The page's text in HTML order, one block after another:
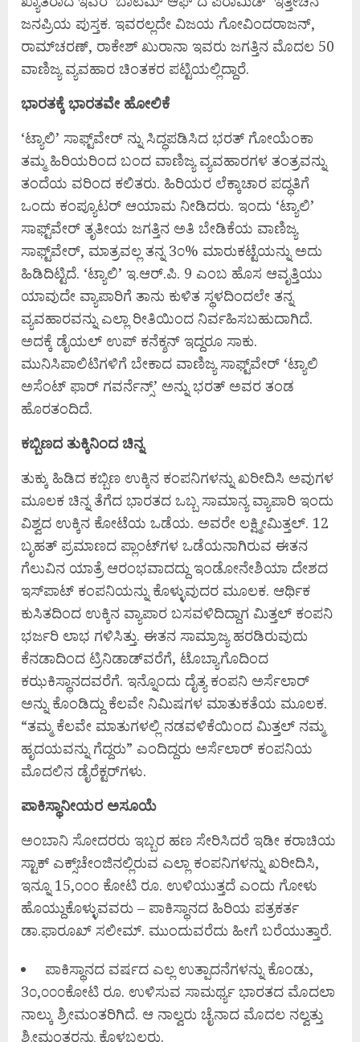
ಜನಪ್ರಿಯ ಪುಸ್ತಕ. ಇವರಲ್ಲದೇ ವಿಜಯ ಗೋವಿಂದರಾಜನ್,
ರಾಮ್‌ಚರಣ್, ರಾಕೇಶ್ ಖುರಾನಾ ಇವರು ಜಗತ್ತಿನ ಮೊದಲ 50
ವಾಣಿಜ್ಯ ವ್ಯವಹಾರ ಚಿಂತಕರ ಪಟ್ಟಿಯಲ್ಲಿದ್ದಾರೆ.
ಭಾರತಕ್ಕೆ ಭಾರತವೇ ಹೋಲಿಕೆ
‘ಟ್ಯಾಲಿ’ ಸಾಫ್ಟ್‌ವೇರ್ ನ್ನು ಸಿದ್ಧಪಡಿಸಿದ ಭರತ್ ಗೋಯೆಂಕಾ
ತಮ್ಮ ಹಿರಿಯರಿಂದ ಬಂದ ವಾಣಿಜ್ಯ ವ್ಯವಹಾರಗಳ ತಂತ್ರವನ್ನು
ತಂದೆಯ ವರಿಂದ ಕಲಿತರು. ಹಿರಿಯರ ಲೆಕ್ಕಾಚಾರ ಪದ್ಧತಿಗೆ
ಒಂದು ಕಂಪ್ಯೂಟರ್ ಆಯಾಮ ನೀಡಿದರು. ಇಂದು ‘ಟ್ಯಾಲಿ’
ಸಾಫ್ಟ್‌ವೇರ್ ತೃತೀಯ ಜಗತ್ತಿನ ಅತಿ ಬೇಡಿಕೆಯ ವಾಣಿಜ್ಯ
ಸಾಫ್ಟ್‌ವೇರ್, ಮಾತ್ರವಲ್ಲ ತನ್ನ 3೦% ಮಾರುಕಟ್ಟೆಯನ್ನು ಅದು
ಹಿಡಿದಿಟ್ಟಿದೆ. ‘ಟ್ಯಾಲಿ’ ಇ.ಆರ್.ಪಿ. 9 ಎಂಬ ಹೊಸ ಆವೃತ್ತಿಯು
ಯಾವುದೇ ವ್ಯಾಪಾರಿಗೆ ತಾನು ಕುಳಿತ ಸ್ಥಳದಿಂದಲೇ ತನ್ನ
ವ್ಯವಹಾರವನ್ನು ಎಲ್ಲಾ ರೀತಿಯಿಂದ ನಿರ್ವಹಿಸಬಹುದಾಗಿದೆ.
ಅದಕ್ಕೆ ಡೈಯಲ್ ಉಪ್ ಕನೆಕ್ಶನ್ ಇದ್ದರೂ ಸಾಕು.
ಮುನಿಸಿಪಾಲಿಟಿಗಳಿಗೆ ಬೇಕಾದ ವಾಣಿಜ್ಯ ಸಾಫ್ಟ್‌ವೇರ್ ‘ಟ್ಯಾಲಿ
ಅಸೆಂಟ್ ಫಾರ್ ಗವರ್ನೆನ್ಸ್’ ಅನ್ನು ಭರತ್ ಅವರ ತಂಡ
ಹೊರತಂದಿದೆ.
ಕಬ್ಬಿಣದ ತುಕ್ಕಿನಿಂದ ಚಿನ್ನ
ತುಕ್ಕು ಹಿಡಿದ ಕಬ್ಬಿಣ ಉಕ್ಕಿನ ಕಂಪನಿಗಳನ್ನು ಖರೀದಿಸಿ ಅವುಗಳ
ಮೂಲಕ ಚಿನ್ನ ತೆಗೆದ ಭಾರತದ ಒಬ್ಬ ಸಾಮಾನ್ಯ ವ್ಯಾಪಾರಿ ಇಂದು
ವಿಶ್ವದ ಉಕ್ಕಿನ ಕೋಟೆಯ ಒಡೆಯ. ಅವರೇ ಲಕ್ಷ್ಮೀಮಿತ್ತಲ್. 12
ಬೃಹತ್ ಪ್ರಮಾಣದ ಪ್ಲಾಂಟ್‌ಗಳ ಒಡೆಯನಾಗಿರುವ ಈತನ
ಗೆಲುವಿನ ಯಾತ್ರೆ ಆರಂಭವಾದದ್ದು ಇಂಡೋನೇಶಿಯಾ ದೇಶದ
ಇಸ್‌ಪಾಟ್ ಕಂಪನಿಯನ್ನು ಕೊಳ್ಳುವುದರ ಮೂಲಕ. ಆರ್ಥಿಕ
ಕುಸಿತದಿಂದ ಉಕ್ಕಿನ ವ್ಯಾಪಾರ ಬಸವಳಿದಿದ್ದಾಗ ಮಿತ್ತಲ್ ಕಂಪನಿ
ಭರ್ಜರಿ ಲಾಭ ಗಳಿಸಿತ್ತು. ಈತನ ಸಾಮ್ರಾಜ್ಯ ಹರಡಿರುವುದು
ಕೆನಡಾದಿಂದ ಟ್ರಿನಿಡಾಡ್‌ವರೆಗೆ, ಟೊಬ್ಯಾಗೊದಿಂದ
ಕಝಕಿಸ್ಥಾನದವರೆಗೆ. ಇನ್ನೊಂದು ದೈತ್ಯ ಕಂಪನಿ ಅರ್ಸೆಲಾರ್
ಅನ್ನು ಕೊಂಡಿದ್ದು ಕೆಲವೇ ನಿಮಿಷಗಳ ಮಾತುಕತೆಯ ಮೂಲಕ.
“ತಮ್ಮ ಕೆಲವೇ ಮಾತುಗಳಲ್ಲಿ ನಡವಳಿಕೆಯಿಂದ ಮಿತ್ತಲ್ ನಮ್ಮ
ಹೃದಯವನ್ನು ಗೆದ್ದರು” ಎಂದಿದ್ದರು ಅರ್ಸೆಲಾರ್ ಕಂಪನಿಯ
ಮೊದಲಿನ ಡೈರೆಕ್ಟರ್‌ಗಳು.
ಪಾಕಿಸ್ಥಾನೀಯರ ಅಸೂಯೆ
ಅಂಬಾನಿ ಸೋದರರು ಇಬ್ಬರ ಹಣ ಸೇರಿಸಿದರೆ ಇಡೀ ಕರಾಚಿಯ
ಸ್ಟಾಕ್ ಎಕ್ಸ್‌ಚೇಂಜಿನಲ್ಲಿರುವ ಎಲ್ಲಾ ಕಂಪನಿಗಳನ್ನು ಖರೀದಿಸಿ,
ಇನ್ನೂ 15,೦೦೦ ಕೋಟಿ ರೂ. ಉಳಿಯುತ್ತದೆ ಎಂದು ಗೋಳು
ಹೊಯ್ದುಕೊಳ್ಳುವವರು – ಪಾಕಿಸ್ಥಾನದ ಹಿರಿಯ ಪತ್ರಕರ್ತ
ಡಾ.ಫಾರೂಖ್ ಸಲೀಮ್. ಮುಂದುವರೆದು ಹೀಗೆ ಬರೆಯುತ್ತಾರೆ.
ಪಾಕಿಸ್ಥಾನದ ವರ್ಷದ ಎಲ್ಲ ಉತ್ಪಾದನೆಗಳನ್ನು ಕೊಂಡು,
3೦,೦೦೦ಕೋಟಿ ರೂ. ಉಳಿಸುವ ಸಾಮರ್ಥ್ಯ ಭಾರತದ ಮೊದಲಾ
ನಾಲ್ಕು ಶ್ರೀಮಂತರಿಗಿದೆ. ಆ ನಾಲ್ವರು ಚೈನಾದ ಮೊದಲ ನಲ್ವತ್ತು
ಶ್ರೀಮಂತರನ್ನು ಕೊಳ್ಳಬಲ್ಲರು.